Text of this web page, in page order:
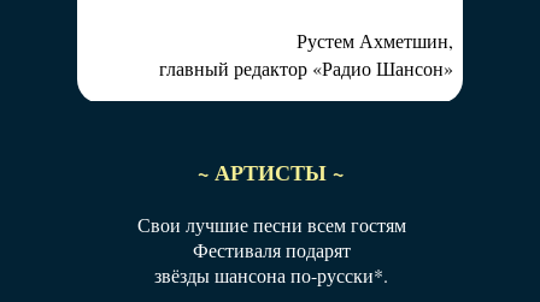
Рустем Ахметшин,
главный редактор «Радио Шансон»
~ АРТИСТЫ ~
Свои лучшие песни всем гостям
Фестиваля подарят
звёзды шансона по-русски*.